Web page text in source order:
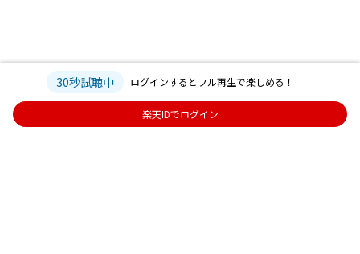
30秒試聴中 ログインするとフル再生で楽しめる！
楽天IDでログイン